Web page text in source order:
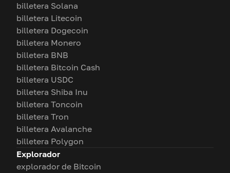
billetera Solana
billetera Litecoin
billetera Dogecoin
billetera Monero
billetera BNB
billetera Bitcoin Cash
billetera USDC
billetera Shiba Inu
billetera Toncoin
billetera Tron
billetera Avalanche
billetera Polygon
Explorador
explorador de Bitcoin